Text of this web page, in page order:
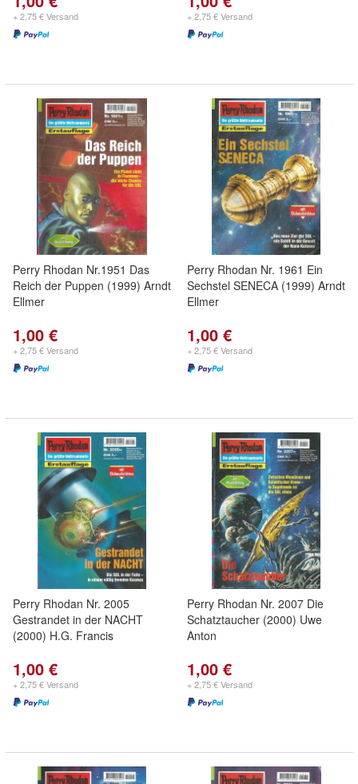
+ 2,75 € Versand + 2,75 € Versand
Perry Rhodan Nr.1951 Das
Reich der Puppen (1999) Arndt
Ellmer
1,00 €
+ 2,75 € Versand
Perry Rhodan Nr. 1961 Ein
Sechstel SENECA (1999) Arndt
Ellmer
1,00 €
+ 2,75 € Versand
Perry Rhodan Nr. 2005
Gestrandet in der NACHT
(2000) H.G. Francis
1,00 €
+ 2,75 € Versand
Perry Rhodan Nr. 2007 Die
Schatztaucher (2000) Uwe
Anton
1,00 €
+ 2,75 € Versand